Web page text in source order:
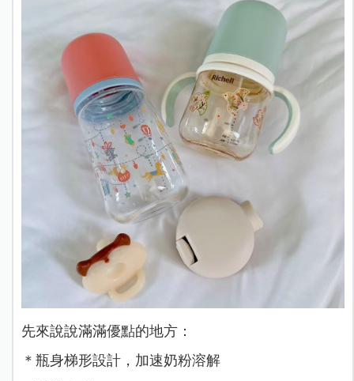
先來說說滿滿優點的地方：
＊瓶身梯形設計，加速奶粉溶解